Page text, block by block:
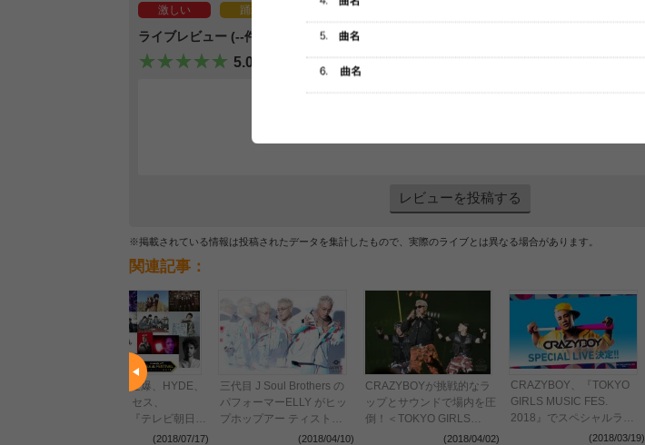
激しい 踊れる 新鮮
ライブレビュー (--件)
5.0
レビューを投稿する
※掲載されている情報は投稿されたデータを集計したもので、実際のライブとは異なる場合があります。
関連記事：
X JAPAN、金爆、HYDE、
sumika、ミセス、
WANIMAら『テレビ朝日ド
リームフェスティバル
(2018/07/17)
三代目 J Soul Brothers の
パフォーマーELLY がヒッ
プホップアー ティストと
しての別名義: CRAZYBOY
(2018/04/10)
CRAZYBOYが挑戦的なラ
ップとサウンドで場内を圧
倒！＜TOKYO GIRLS
MUSIC FES. 2018＞(2018/04/02)
CRAZYBOY、『TOKYO
GIRLS MUSIC FES.
2018』でスペシャルライ
(2018/03/19)